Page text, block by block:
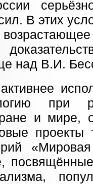
В этих
над В.И.
при
и мире,
проекты